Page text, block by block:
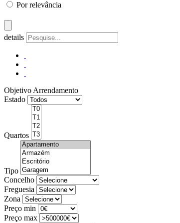
Por relevância
details
Objetivo Arrendamento
Estado
Quartos
Tipo
Concelho
Freguesia
Zona
Preço min
Preço max